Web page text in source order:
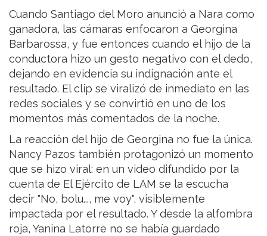
Cuando Santiago del Moro anunció a Nara como
ganadora, las cámaras enfocaron a Georgina
Barbarossa, y fue entonces cuando el hijo de la
conductora hizo un gesto negativo con el dedo,
dejando en evidencia su indignación ante el
resultado. El clip se viralizó de inmediato en las
redes sociales y se convirtió en uno de los
momentos más comentados de la noche.
La reacción del hijo de Georgina no fue la única.
Nancy Pazos también protagonizó un momento
que se hizo viral: en un video difundido por la
cuenta de El Ejército de LAM se la escucha
decir "No, bolu..., me voy", visiblemente
impactada por el resultado. Y desde la alfombra
roja, Yanina Latorre no se había guardado